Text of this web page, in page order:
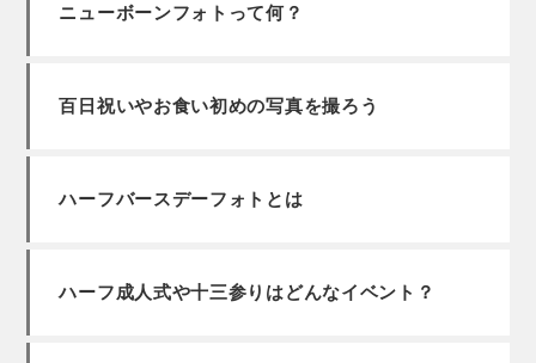
ニューボーンフォトって何？
百日祝いやお食い初めの写真を撮ろう
ハーフバースデーフォトとは
ハーフ成人式や十三参りはどんなイベント？